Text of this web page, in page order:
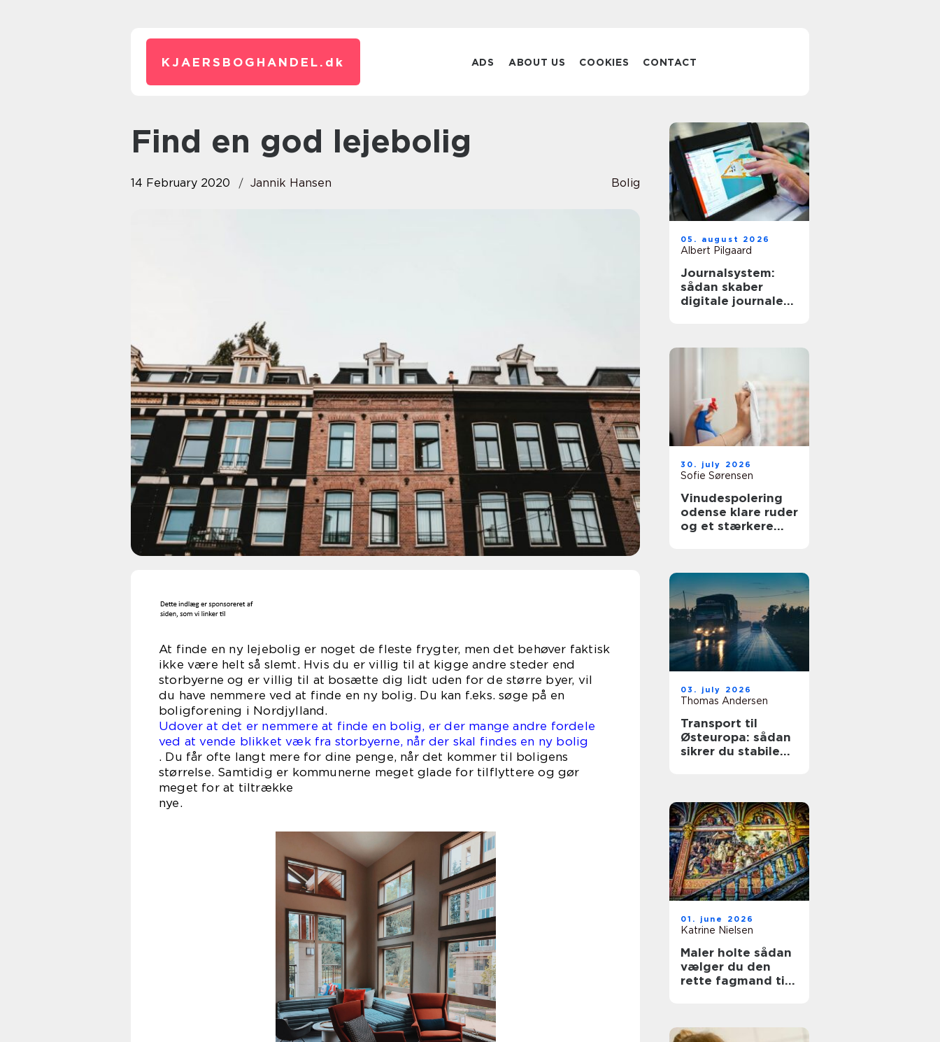
KJAERSBOGHANDEL. dk ADS ABOUT US COOKIES CONTACT
Find en god lejebolig
14 February 2020 Jannik Hansen Bolig
At finde en ny lejebolig er noget de fleste frygter, men det behøver faktisk
ikke være helt så slemt. Hvis du er villig til at kigge andre steder end
storbyerne og er villig til at bosætte dig lidt uden for de større byer, vil
du have nemmere ved at finde en ny bolig. Du kan f.eks. søge på en
boligforening i Nordjylland.
Udover at det er nemmere at finde en bolig, er der mange andre fordele
ved at vende blikket væk fra storbyerne, når der skal findes en ny bolig
. Du får ofte langt mere for dine penge, når det kommer til boligens
størrelse. Samtidig er kommunerne meget glade for tilflyttere og gør
meget for at tiltrække
nye.
05. august 2026
Albert Pilgaard
Journalsystem:
sådan skaber
digitale journaler
30. july 2026
Sofie Sørensen
Vinudespolering
odense klare ruder
og et stærkere
03. july 2026
Thomas Andersen
Transport til
Østeuropa: sådan
sikrer du stabile
01. june 2026
Katrine Nielsen
Maler holte sådan
vælger du den
rette fagmand til